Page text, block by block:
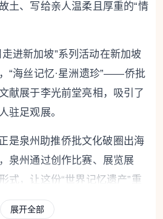
土、写给亲人温柔且厚重的“情
进新加坡”系列活动在新加坡
“海丝记忆·星洲遗珍”——侨批
献展于李光前堂亮相，吸引了
驻足观展。
是泉州助推侨批文化破圈出海
泉州通过创作比赛、展览展
式，让这份“世界记忆遗产”重
信札，再度搭建起跨山越海的
展开全部